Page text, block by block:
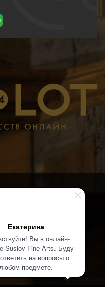
Екатерина
Вы в онлайн-
Suslov Fine Arts. Буду
на вопросы о
предмете.
О галерее
Контакты